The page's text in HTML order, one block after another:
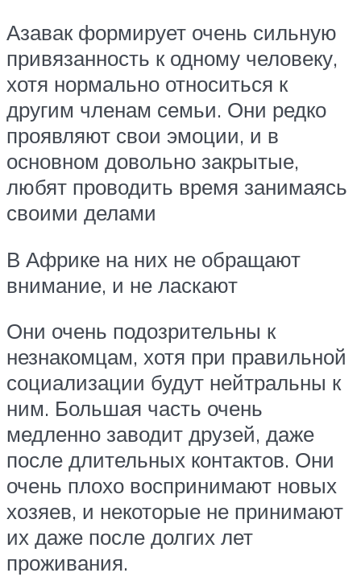
Азавак формирует очень сильную
привязанность к одному человеку,
хотя нормально относиться к
другим членам семьи. Они редко
проявляют свои эмоции, и в
основном довольно закрытые,
любят проводить время занимаясь
своими делами
В Африке на них не обращают
внимание, и не ласкают
Они очень подозрительны к
незнакомцам, хотя при правильной
социализации будут нейтральны к
ним. Большая часть очень
медленно заводит друзей, даже
после длительных контактов. Они
очень плохо воспринимают новых
хозяев, и некоторые не принимают
их даже после долгих лет
проживания.